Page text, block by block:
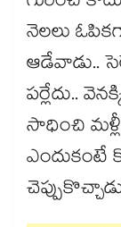
నెలలు
ఆడేవాడు..
పర్లేదు..
సాధించి
ఎందుకంటే